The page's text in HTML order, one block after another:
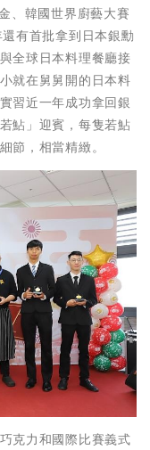
、韓國世界廚藝大賽
有首批拿到日本銀勳
全球日本料理餐廳接
就在舅舅開的日本料
習近一年成功拿回銀
鮎」迎賓，每隻若鮎
節，相當精緻。
克力和國際比賽義式